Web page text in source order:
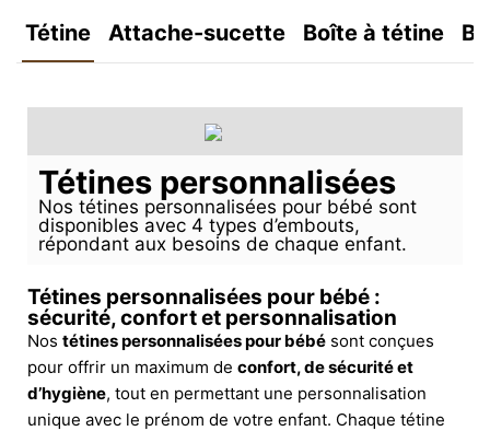
Tétine Attache-sucette Boîte à tétine
Tétines personnalisées
Nos tétines personnalisées pour bébé sont
disponibles avec 4 types d’embouts,
répondant aux besoins de chaque enfant.
Tétines personnalisées pour bébé :
sécurité, confort et personnalisation
Nos tétines personnalisées pour bébé sont conçues
pour offrir un maximum de confort, de sécurité et
d’hygiène, tout en permettant une personnalisation
unique avec le prénom de votre enfant. Chaque tétine